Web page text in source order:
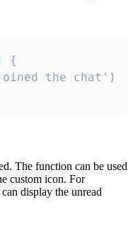
{
The function can be used
custom icon. For
display the unread